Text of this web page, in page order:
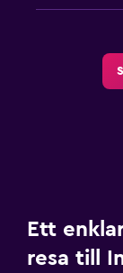
Ett
resa till